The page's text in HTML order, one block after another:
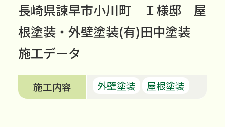
長崎県諫早市小川町 Ｉ様邸 屋
根塗装・外壁塗装(有)田中塗装
施工データ
施工内容 外壁塗装 屋根塗装